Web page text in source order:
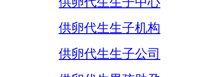
供卵代生生子机构
供卵代生生子公司